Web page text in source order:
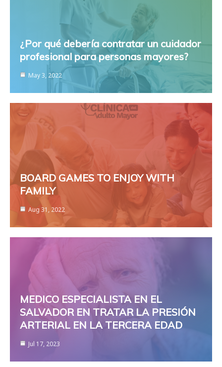
¿Por qué debería contratar un cuidador
profesional para personas mayores?
May 3, 2022
BOARD GAMES TO ENJOY WITH
FAMILY
Aug 31, 2022
MEDICO ESPECIALISTA EN EL
SALVADOR EN TRATAR LA PRESIÓN
ARTERIAL EN LA TERCERA EDAD
Jul 17, 2023